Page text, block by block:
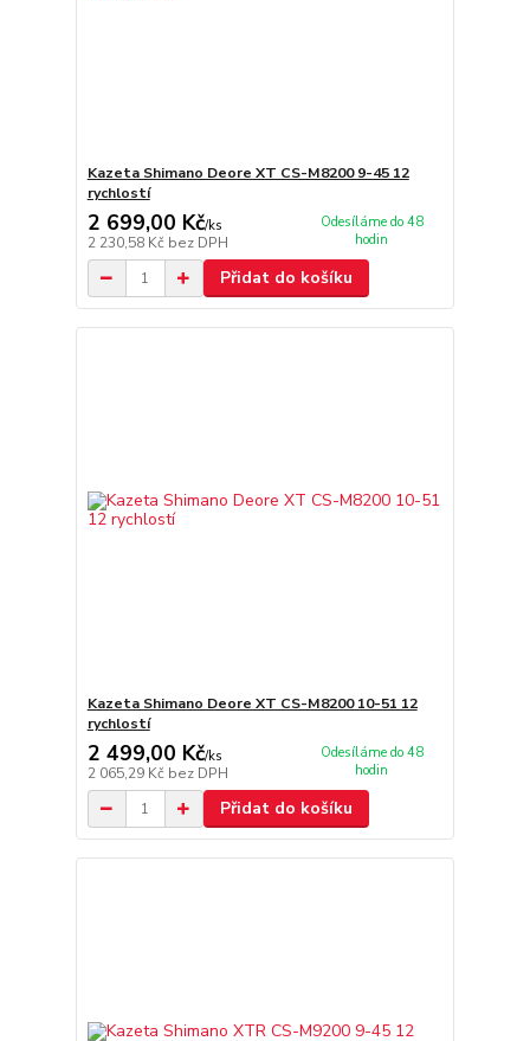
Kazeta Shimano Deore XT CS-M8200 9-45 12
rychlostí
2 699,00 Kč/ks
2 230,58 Kč bez DPH
Odesíláme do 48
hodin
Přidat do košíku
Kazeta Shimano Deore XT CS-M8200 10-51 12
rychlostí
2 499,00 Kč/ks
2 065,29 Kč bez DPH
Odesíláme do 48
hodin
Přidat do košíku